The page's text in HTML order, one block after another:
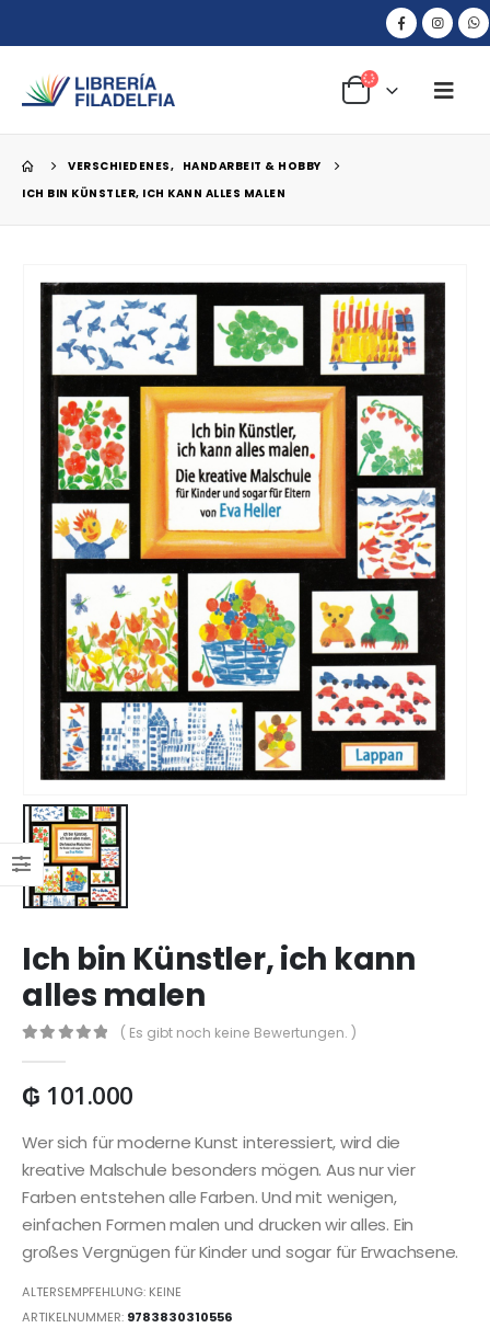
VERSCHIEDENES, HANDARBEIT & HOBBY
ICH BIN KÜNSTLER, ICH KANN ALLES MALEN
Ich bin Künstler, ich kann
alles malen
( Es gibt noch keine Bewertungen. )
₲ 101.000
Wer sich für moderne Kunst interessiert, wird die
kreative Malschule besonders mögen. Aus nur vier
Farben entstehen alle Farben. Und mit wenigen,
einfachen Formen malen und drucken wir alles. Ein
großes Vergnügen für Kinder und sogar für Erwachsene.
ALTERSEMPFEHLUNG: KEINE
ARTIKELNUMMER: 9783830310556